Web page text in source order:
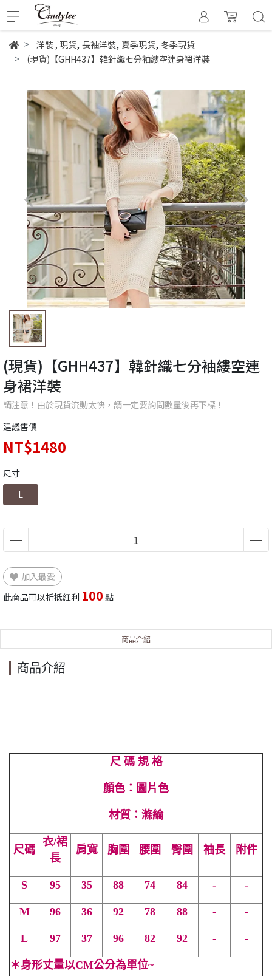
洋裝, 現貨, 長袖洋裝, 夏季現貨, 冬季現貨
(現貨)【GHH437】韓針織七分袖縷空連身裙洋裝
(現貨)【GHH437】韓針織七分袖縷空連
身裙洋裝
請注意！由於現貨流動太快，請一定要詢問數量後再下標！
建議售價
NT$1480
尺寸
L
加入最愛
此商品可以折抵紅利 100 點
商品介紹
商品介紹
尺 碼 規 格
顏色：圖片色
材質：滌綸
尺碼
衣/裙
長
肩寬 胸圍 腰圍 臀圍 袖長 附件
S 95 35 88 74 84 - -
M 96 36 92 78 88 - -
L 97 37 96 82 92 - -
＊身形丈量以CM公分為單位~